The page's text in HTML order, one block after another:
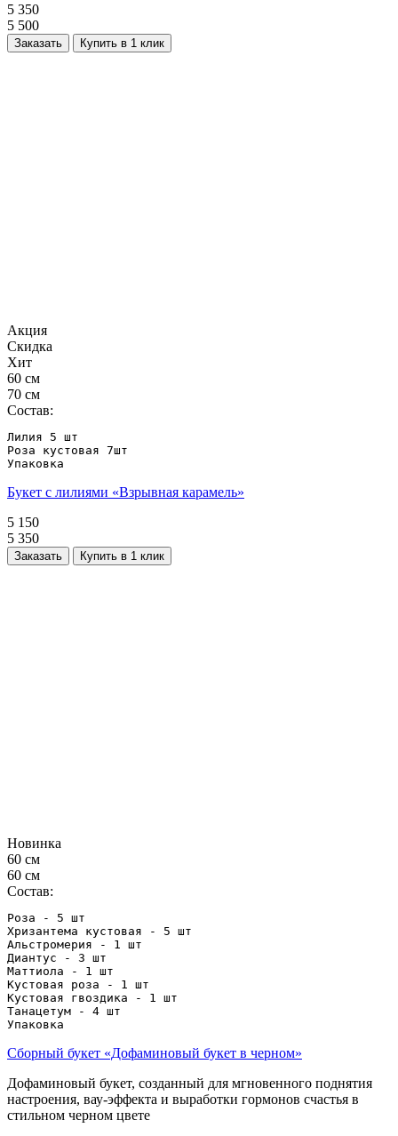
5 350
5 500
Заказать Купить в 1 клик
Акция
Скидка
Хит
60 см
70 см
Состав:
Лилия 5 шт
Роза кустовая 7шт
Упаковка
Букет с лилиями «Взрывная карамель»
5 150
5 350
Заказать Купить в 1 клик
Новинка
60 см
60 см
Состав:
Роза - 5 шт
Хризантема кустовая - 5 шт
Альстромерия - 1 шт
Диантус - 3 шт
Маттиола - 1 шт
Кустовая роза - 1 шт
Кустовая гвоздика - 1 шт
Танацетум - 4 шт
Упаковка
Сборный букет «Дофаминовый букет в черном»
Дофаминовый букет, созданный для мгновенного поднятия
настроения, вау-эффекта и выработки гормонов счастья в
стильном черном цвете